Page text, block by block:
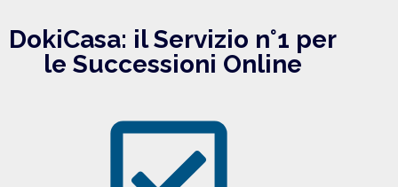
DokiCasa: il Servizio n°1 per
le Successioni Online